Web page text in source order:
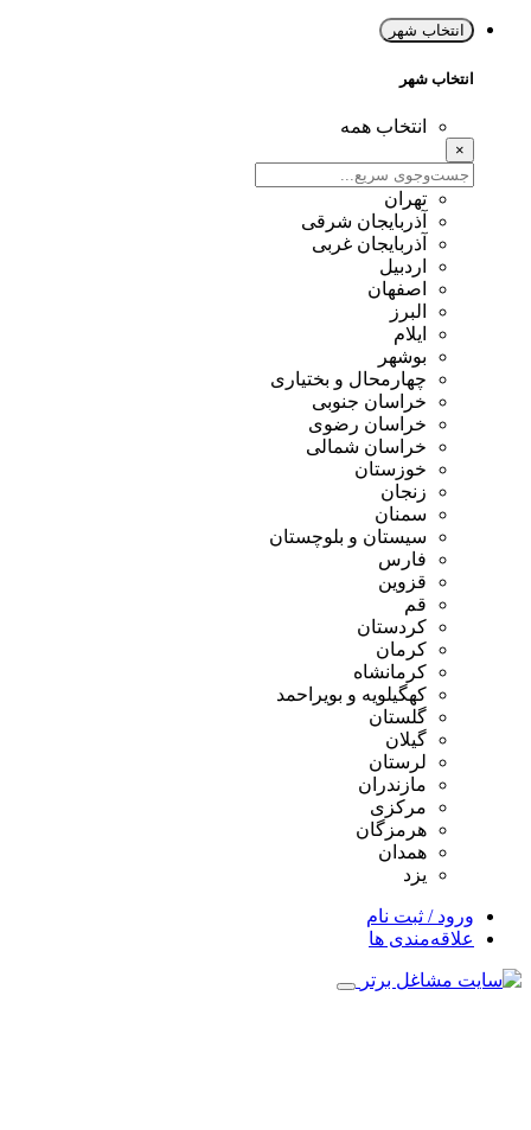
انتخاب شهر
انتخاب شهر
انتخاب همه
×
تهران
آذربایجان شرقی
آذربایجان غربی
اردبیل
اصفهان
البرز
ایلام
بوشهر
چهارمحال و بختیاری
خراسان جنوبی
خراسان رضوی
خراسان شمالی
خوزستان
زنجان
سمنان
سیستان و بلوچستان
فارس
قزوین
قم
کردستان
کرمان
کرمانشاه
کهگیلویه و بویراحمد
گلستان
گیلان
لرستان
مازندران
مرکزی
هرمزگان
همدان
یزد
ورود / ثبت نام
علاقه‌مندی ها